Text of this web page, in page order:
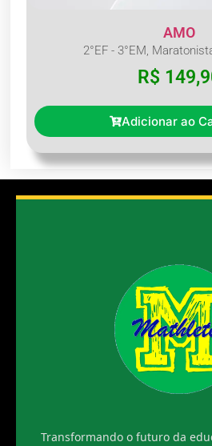
AMO
2°EF - 3°EM,
R$
Adicionar ao
Transformando o futuro da